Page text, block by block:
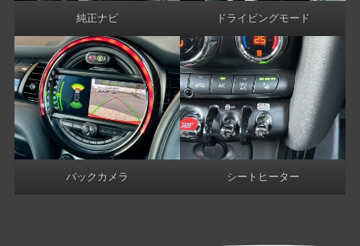
純正ナビ ドライビングモード
バックカメラ シートヒーター